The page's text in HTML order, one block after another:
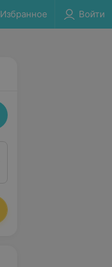
Избранное Войти